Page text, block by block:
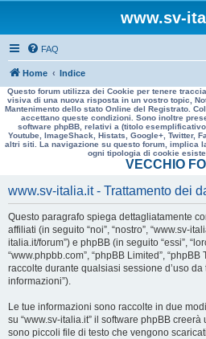
www.sv-
FAQ
Home Indice
Questo forum utilizza dei Cookie per tenere
visiva di una nuova risposta in un vostro topic,
Mantenimento dello stato Online del Registrato.
accettano queste condizioni. Sono inoltre
software phpBB, relativi a (titolo
Youtube, ImageShack, Histats, Google+, Twitter,
altri siti. La navigazione su questo forum, implica
ogni tipologia di cookie
VECCHIO
www.sv-italia.it - Trattamento dei
Questo paragrafo spiega dettagliatamente
affiliati (in seguito “noi”, “nostro”, “www.sv-
italia.it/forum”) e phpBB (in seguito “essi”,
“www.phpbb.com”, “phpBB Limited”,
raccolte durante qualsiasi sessione d’uso da
informazioni”).
Le tue informazioni sono raccolte in due
su “www.sv-italia.it” il software phpBB
sono piccoli file di testo che vengono